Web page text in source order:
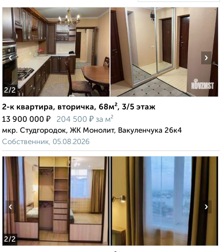
2/2
‹ ›
2-к квартира, вторичка, 68м², 3/5 этаж
13 900 000 ₽ 204 500 ₽ за м²
мкр. Студгородок, ЖК Монолит, Вакуленчука 26к4
Собственник, 05.08.2026
2/2
‹ ›